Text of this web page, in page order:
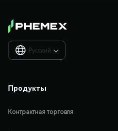
Русский 
Продукты
Контрактная торговля